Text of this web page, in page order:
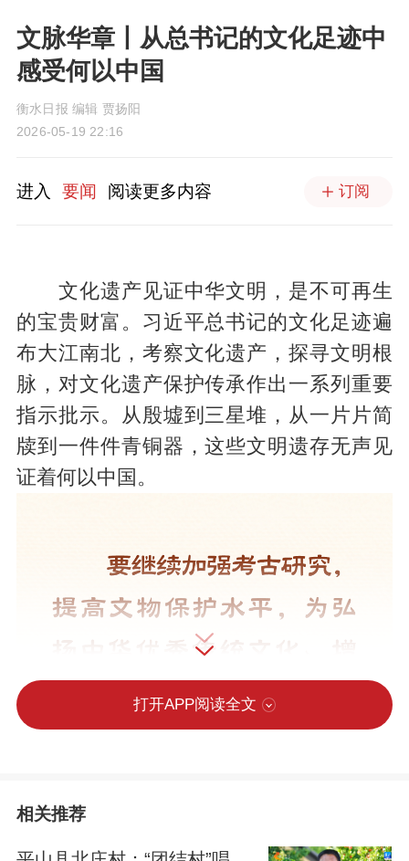
文脉华章丨从总书记的文化足迹中
感受何以中国
衡水日报 编辑 贾扬阳
2026-05-19 22:16
进入 要闻 阅读更多内容 订阅
文化遗产见证中华文明，是不可再生
的宝贵财富。习近平总书记的文化足迹遍
布大江南北，考察文化遗产，探寻文明根
脉，对文化遗产保护传承作出一系列重要
指示批示。从殷墟到三星堆，从一片片简
牍到一件件青铜器，这些文明遗存无声见
证着何以中国。
打开APP阅读全文
相关推荐